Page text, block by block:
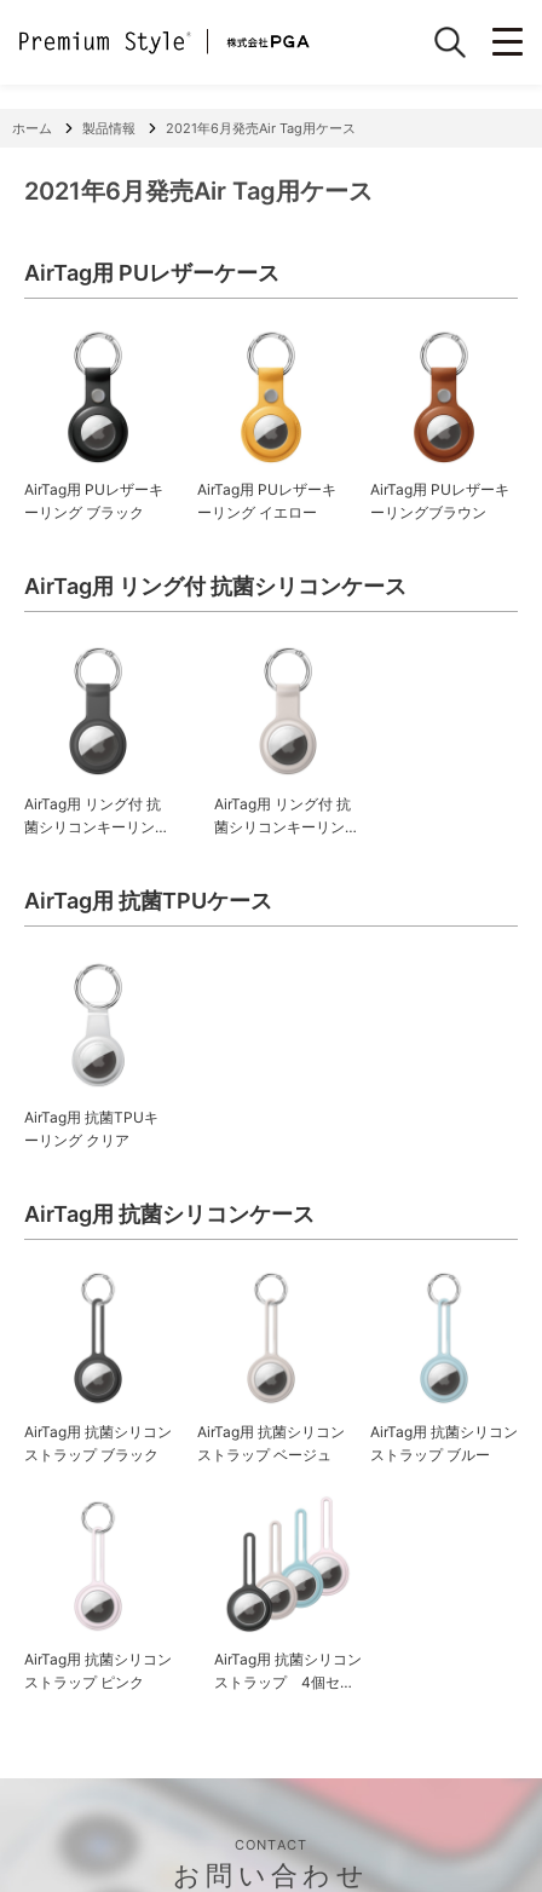
ホーム 製品情報 2021年6月発売Air Tag用ケース
2021年6月発売Air Tag用ケース
AirTag用 PUレザーケース
AirTag用 PUレザーキ
ーリング ブラック
AirTag用 PUレザーキ
ーリング イエロー
AirTag用 PUレザーキ
ーリングブラウン
AirTag用 リング付 抗菌シリコンケース
AirTag用 リング付 抗
菌シリコンキーリング
AirTag用 リング付 抗
菌シリコンキーリング
AirTag用 抗菌TPUケース
AirTag用 抗菌TPUキ
ーリング クリア
AirTag用 抗菌シリコンケース
AirTag用 抗菌シリコン
ストラップ ブラック
AirTag用 抗菌シリコン
ストラップ ベージュ
AirTag用 抗菌シリコン
ストラップ ブルー
AirTag用 抗菌シリコン
ストラップ ピンク
AirTag用 抗菌シリコン
ストラップ 4個セッ
CONTACT
お問い合わせ